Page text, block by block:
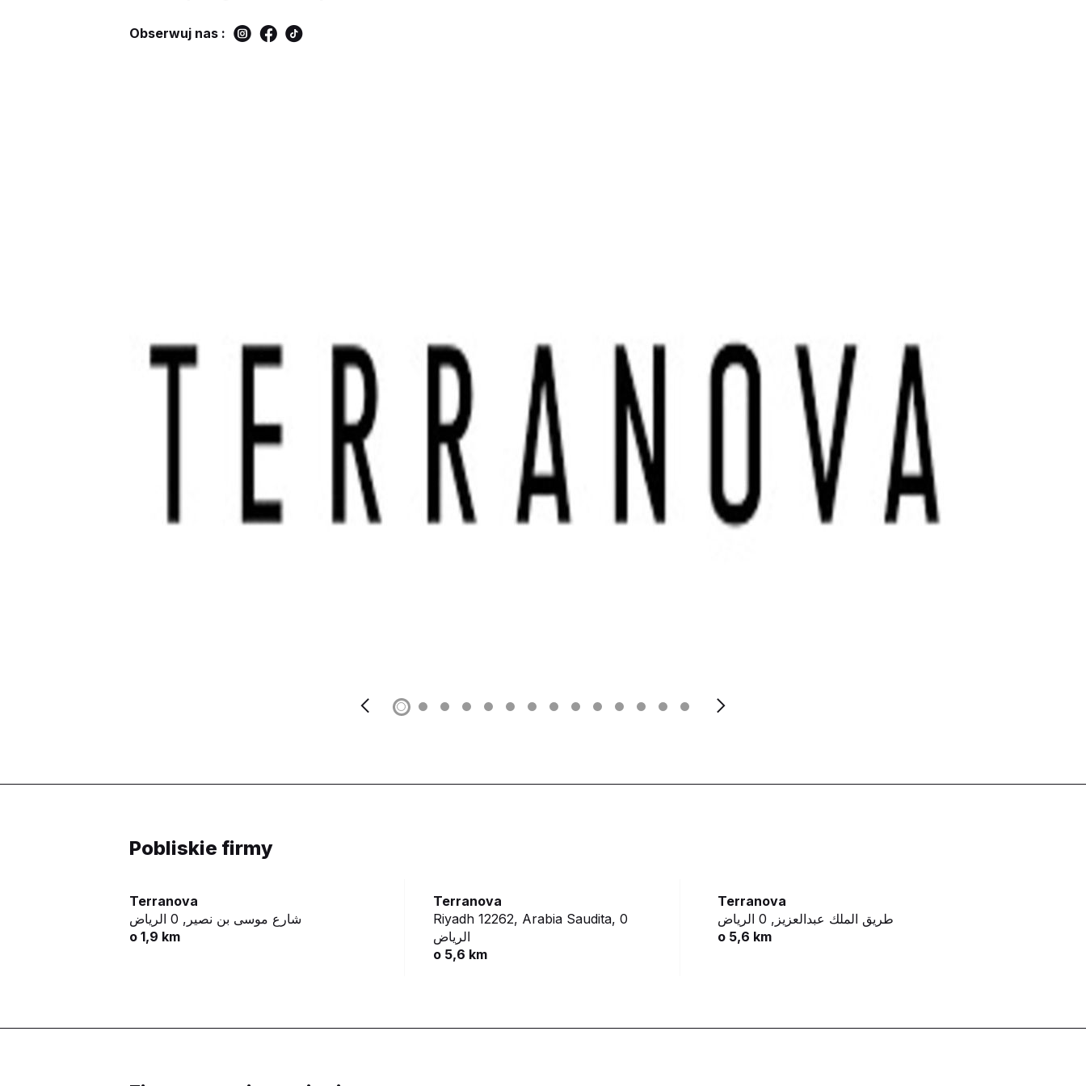
Obserwuj nas :
Pobliskie firmy
Terranova
شارع موسى بن نصير, 0 الرياض
o 1,9 km
Terranova
Riyadh 12262, Arabia Saudita, 0
الرياض
o 5,6 km
Terranova
طريق الملك عبدالعزيز, 0 الرياض
o 5,6 km